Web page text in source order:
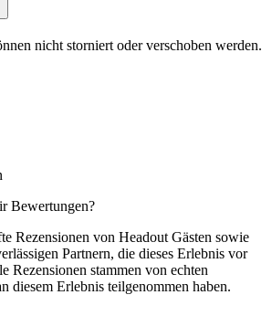
nicht storniert oder verschoben werden.
Bewertungen?
Rezensionen von Headout Gästen sowie
Partnern, die dieses Erlebnis vor
Rezensionen stammen von echten
diesem Erlebnis teilgenommen haben.